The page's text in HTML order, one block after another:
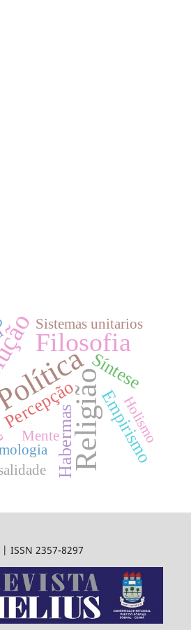
Religião
Filosofia
Percepção
Síntese
Empirismo
Habermas
Sistemas unitarios
Holismo
Mente
ISSN 2357-8297